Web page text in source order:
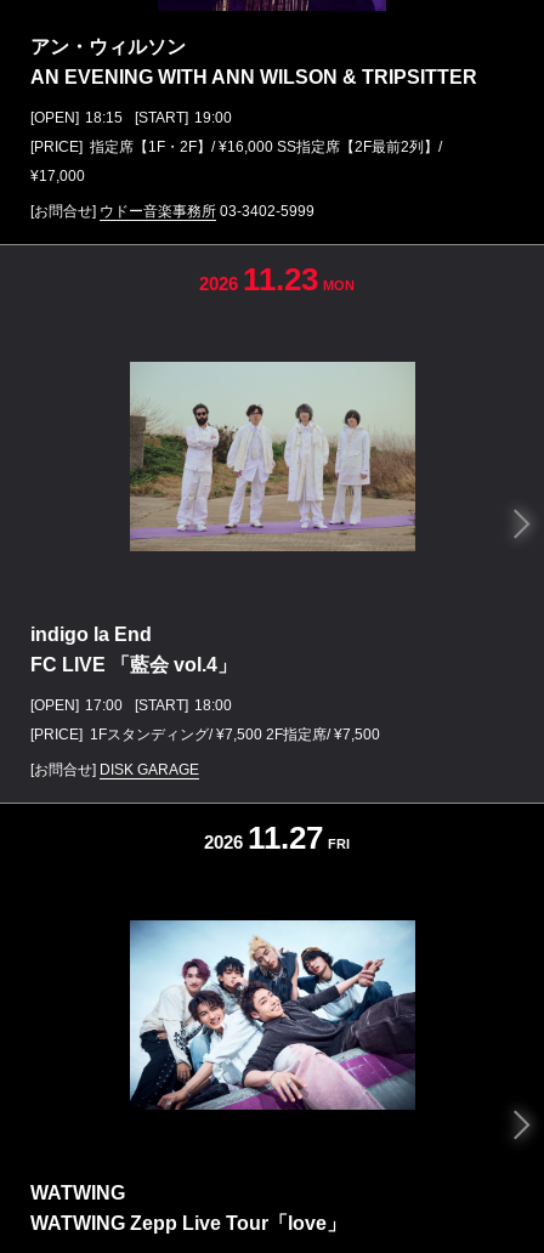
アン・ウィルソン
AN EVENING WITH ANN WILSON & TRIPSITTER
[OPEN] 18:15 [START] 19:00
[PRICE] 指定席【1F・2F】/ ¥16,000 SS指定席【2F最前2列】/
¥17,000
[お問合せ] ウドー音楽事務所 03-3402-5999
2026 11.23 MON
indigo la End
FC LIVE 「藍会 vol.4」
[OPEN] 17:00 [START] 18:00
[PRICE] 1Fスタンディング/ ¥7,500 2F指定席/ ¥7,500
[お問合せ] DISK GARAGE
2026 11.27 FRI
WATWING
WATWING Zepp Live Tour「love」